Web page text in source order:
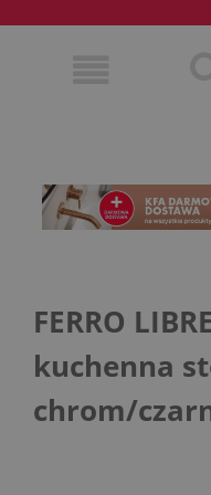
FERRO
kuchenna
chrom/